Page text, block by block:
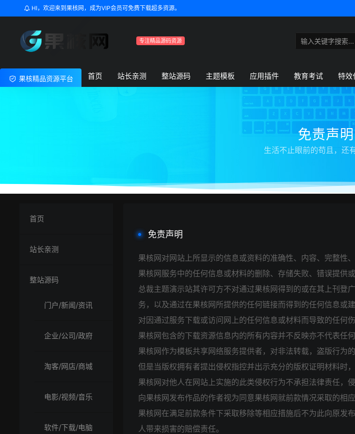
HI，欢迎来到果核网，成为VIP会员可免费下载超多资源。
专注精品源码资源
果核精品资源平台 首页 站长亲测 整站源码 主题模板 应用插件 教育考试 特效
免责声明
生活不止眼前的苟且，还
首页
站长亲测
整站源码
门户/新闻/资讯
企业/公司/政府
淘客/网店/商城
电影/视频/音乐
软件/下载/电脑
免责声明
果核网对网站上所显示的信息或资料的准确性、内容、完整性
果核网服务中的任何信息或材料的删除、存储失败、错误提供
总裁主题演示站其许可方不对通过果核网得到的或在其上刊登
务，以及通过在果核网所提供的任何链接而得到的任何信息或建
对因通过服务下载或访问网上的任何信息或材料而导致的任何
果核网包含的下载资源信息内的所有内容并不反映亦不代表任何
果核网作为模板共享网络服务提供者，对非法转载，盗版行为
但是当版权拥有者提出侵权指控并出示充分的版权证明材料时
果核网对他人在网站上实施的此类侵权行为不承担法律责任，
向果核网发布作品的作者视为同意果核网就前款情况采取的相应
果核网在满足前款条件下采取移除等相应措施后不为此向原发
人带来损害的赔偿责任。